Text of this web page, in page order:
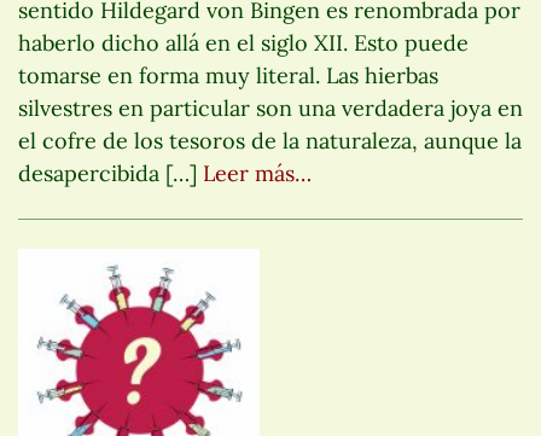
sentido Hildegard von Bingen es renombrada por
haberlo dicho allá en el siglo XII. Esto puede
tomarse en forma muy literal. Las hierbas
silvestres en particular son una verdadera joya en
el cofre de los tesoros de la naturaleza, aunque la
desapercibida […] Leer más…